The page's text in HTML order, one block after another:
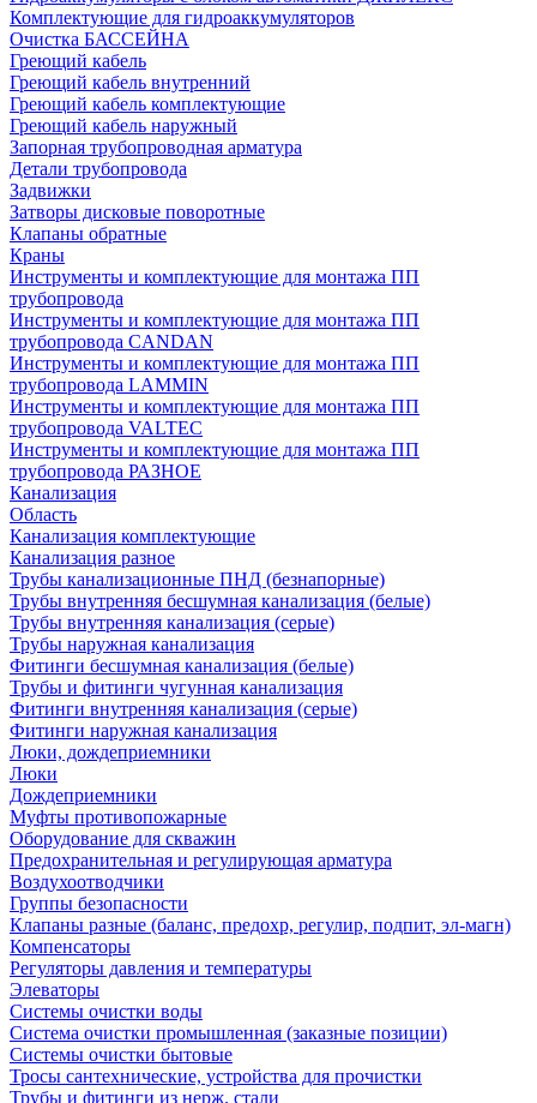
Комплектующие для гидроаккумуляторов
Очистка БАССЕЙНА
Греющий кабель
Греющий кабель внутренний
Греющий кабель комплектующие
Греющий кабель наружный
Запорная трубопроводная арматура
Детали трубопровода
Задвижки
Затворы дисковые поворотные
Клапаны обратные
Краны
Инструменты и комплектующие для монтажа ПП
трубопровода
Инструменты и комплектующие для монтажа ПП
трубопровода CANDAN
Инструменты и комплектующие для монтажа ПП
трубопровода LAMMIN
Инструменты и комплектующие для монтажа ПП
трубопровода VALTEC
Инструменты и комплектующие для монтажа ПП
трубопровода РАЗНОЕ
Канализация
Область
Канализация комплектующие
Канализация разное
Трубы канализационные ПНД (безнапорные)
Трубы внутренняя бесшумная канализация (белые)
Трубы внутренняя канализация (серые)
Трубы наружная канализация
Фитинги бесшумная канализация (белые)
Трубы и фитинги чугунная канализация
Фитинги внутренняя канализация (серые)
Фитинги наружная канализация
Люки, дождеприемники
Люки
Дождеприемники
Муфты противопожарные
Оборудование для скважин
Предохранительная и регулирующая арматура
Воздухоотводчики
Группы безопасности
Клапаны разные (баланс, предохр, регулир, подпит, эл-магн)
Компенсаторы
Регуляторы давления и температуры
Элеваторы
Системы очистки воды
Система очистки промышленная (заказные позиции)
Системы очистки бытовые
Тросы сантехнические, устройства для прочистки
Трубы и фитинги из нерж. стали